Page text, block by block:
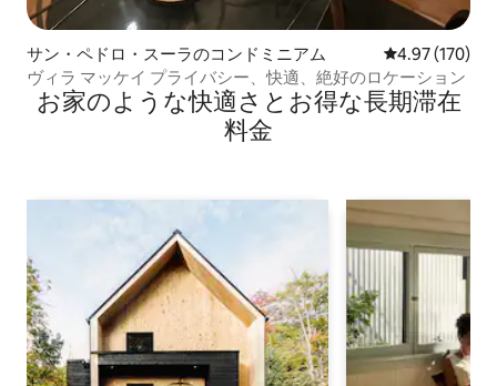
サン・ペドロ・スーラのコンドミニアム レビュー170
4.97 (170)
ヴィラ マッケイ プライバシー、快適、絶好のロケーション
お家のような快⁠適⁠さ⁠とお⁠得⁠な長⁠期⁠滞⁠在
料⁠金